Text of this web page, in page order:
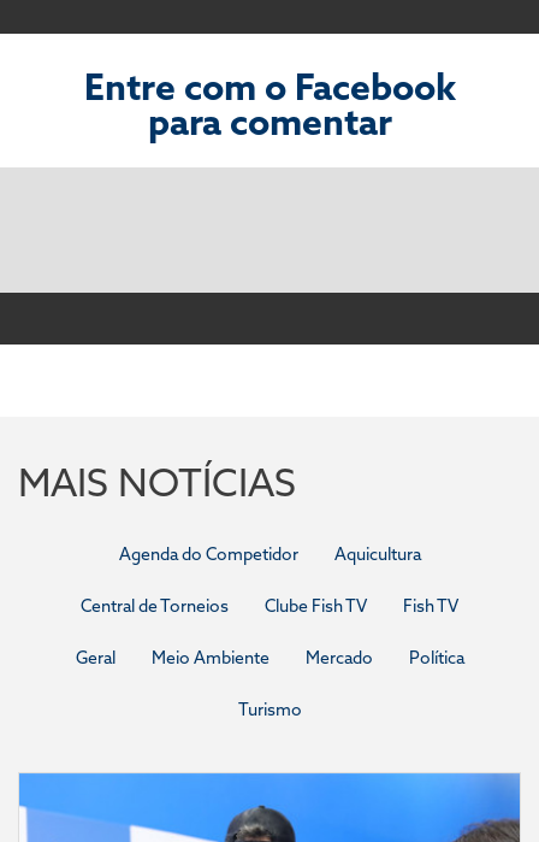
Entre com o Facebook
para comentar
MAIS NOTÍCIAS
Agenda do Competidor Aquicultura
Central de Torneios Clube Fish TV Fish TV
Geral Meio Ambiente Mercado Política
Turismo